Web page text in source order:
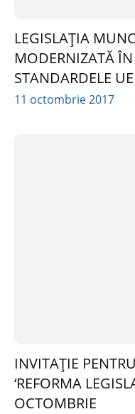
LEGISLAȚIA
MODERNIZATĂ
STANDARDELE UE
11 octombrie 2017
INVITAȚIE
‘REFORMA
OCTOMBRIE